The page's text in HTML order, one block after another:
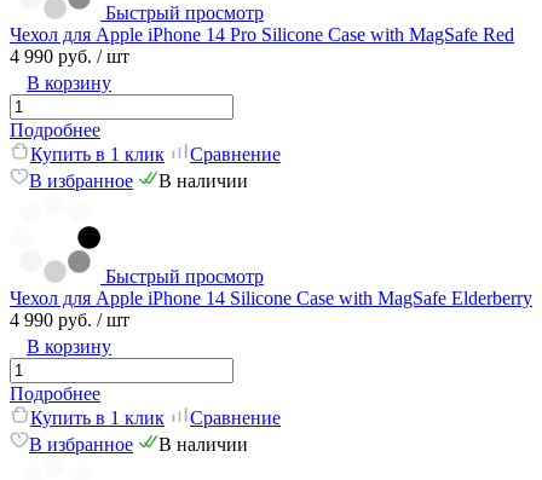
Быстрый просмотр
Чехол для Apple iPhone 14 Pro Silicone Case with MagSafe Red
4 990 руб. / шт
В корзину
Подробнее
Купить в 1 клик
Сравнение
В избранное
В наличии
Быстрый просмотр
Чехол для Apple iPhone 14 Silicone Case with MagSafe Elderberry
4 990 руб. / шт
В корзину
Подробнее
Купить в 1 клик
Сравнение
В избранное
В наличии